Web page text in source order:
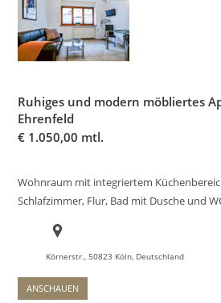
Ruhiges und modern möbliertes
Ehrenfeld
€ 1.050,00 mtl.
Wohnraum mit integriertem
Schlafzimmer, Flur, Bad mit Dusche und
Körnerstr., 50823 Köln, Deutschland
ANSCHAUEN